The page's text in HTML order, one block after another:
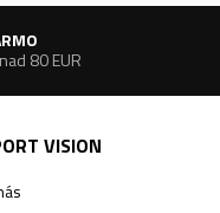
80 EUR
VISION